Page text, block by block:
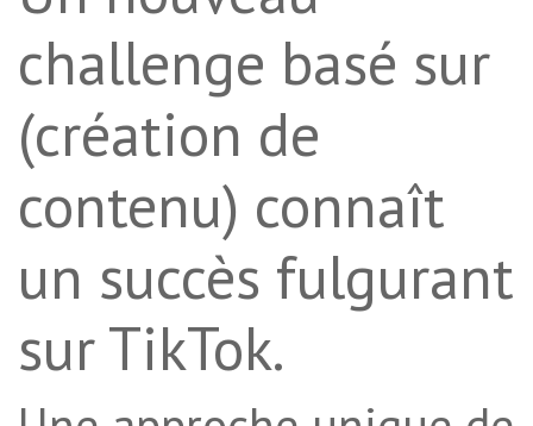
challenge basé sur
(création de
contenu) connaît
un succès fulgurant
sur TikTok.